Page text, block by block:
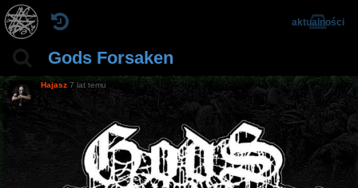
Gods Forsaken
aktualności
Hajasz 7 lat temu